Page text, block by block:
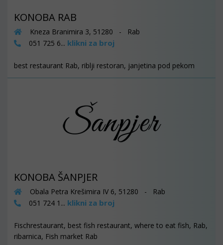
KONOBA RAB
Kneza Branimira 3, 51280 - Rab
051 725 6... klikni za broj
best restaurant Rab, riblji restoran, janjetina pod pekom
KONOBA ŠANPJER
Obala Petra Krešimira IV 6, 51280 - Rab
051 724 1... klikni za broj
Fischrestaurant, best fish restaurant, where to eat fish, Rab,
ribarnica, Fish market Rab